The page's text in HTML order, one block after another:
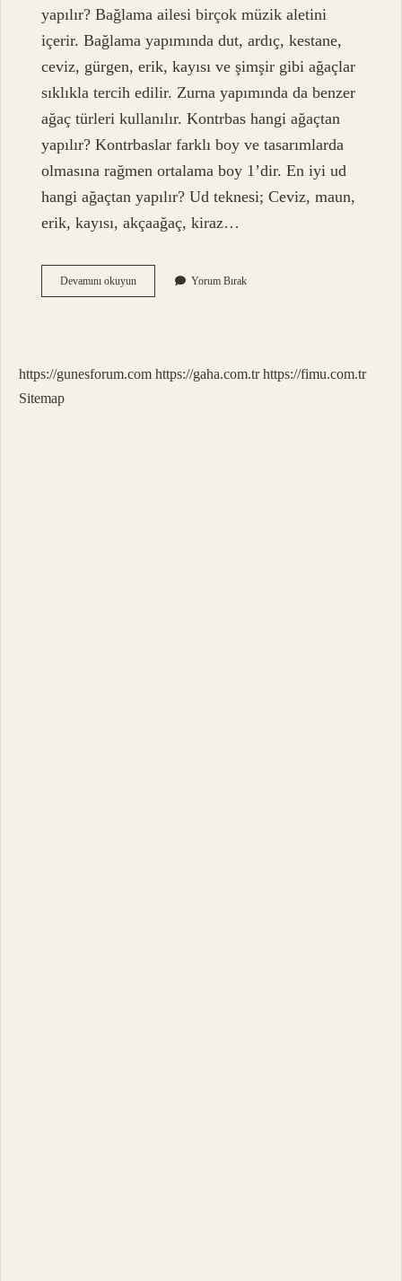
yapılır? Bağlama ailesi birçok müzik aletini
içerir. Bağlama yapımında dut, ardıç, kestane,
ceviz, gürgen, erik, kayısı ve şimşir gibi ağaçlar
sıklıkla tercih edilir. Zurna yapımında da benzer
ağaç türleri kullanılır. Kontrbas hangi ağaçtan
yapılır? Kontrbaslar farklı boy ve tasarımlarda
olmasına rağmen ortalama boy 1’dir. En iyi ud
hangi ağaçtan yapılır? Ud teknesi; Ceviz, maun,
erik, kayısı, akçaağaç, kiraz…
Devamını okuyunMandolin
Hangi
Yorum Bırak
https://gunesforum.com https://gaha.com.tr https://fimu.com.tr
Sitemap